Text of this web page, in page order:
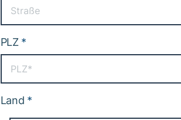
PLZ *
Land *